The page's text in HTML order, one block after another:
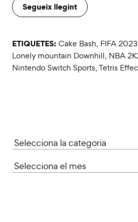
Segueix llegint
ETIQUETES: Cake Bash, FIFA 2023
Lonely mountain Downhill, NBA
Nintendo Switch Sports,Tetris
Categories